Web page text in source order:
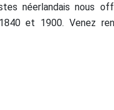
néerlandais nous
et 1900. Venez